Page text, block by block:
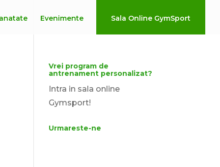
Evenimente Sala Online GymSport
Vrei program de
antrenament personalizat?
Intra in sala online
Gymsport!
Urmareste-ne